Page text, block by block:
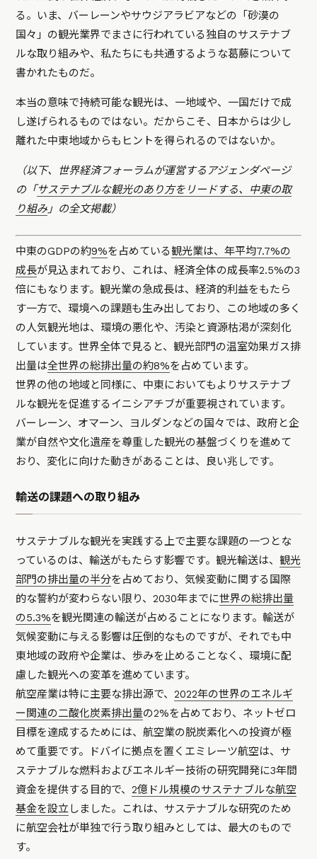
る。いま、バーレーンやサウジアラビアなどの「砂漠の
国々」の観光業界でまさに行われている独自のサステナブ
ルな取り組みや、私たちにも共通するような葛藤について
書かれたものだ。
本当の意味で持続可能な観光は、一地域や、一国だけで成
し遂げられるものではない。だからこそ、日本からは少し
離れた中東地域からもヒントを得られるのではないか。
（以下、世界経済フォーラムが運営するアジェンダページ
の「サステナブルな観光のあり方をリードする、中東の取
り組み 」の全文掲載）
中東のGDPの約9%を占めている観光業は、年平均7.7%の
成長が見込まれており、これは、経済全体の成長率2.5%の3
倍にもなります。観光業の急成長は、経済的利益をもたら
す一方で、環境への課題も生み出しており、この地域の多く
の人気観光地は、環境の悪化や、汚染と資源枯渇が深刻化
しています。世界全体で見ると、観光部門の温室効果ガス排
出量は全世界の総排出量の約8%を占めています。
世界の他の地域と同様に、中東においてもよりサステナブ
ルな観光を促進するイニシアチブが重要視されています。
バーレーン、オマーン、ヨルダンなどの国々では、政府と企
業が自然や文化遺産を尊重した観光の基盤づくりを進めて
おり、変化に向けた動きがあることは、良い兆しです。
輸送の課題への取り組み
サステナブルな観光を実践する上で主要な課題の一つとな
っているのは、輸送がもたらす影響です。観光輸送は、 観光
部門の排出量の半分を占めており、気候変動に関する国際
的な誓約が変わらない限り、2030年までに世界の総排出量
の5.3%を観光関連の輸送が占めることになります。輸送が
気候変動に与える影響は圧倒的なものですが、それでも中
東地域の政府や企業は、歩みを止めることなく、環境に配
慮した観光への変革を進めています。
航空産業は特に主要な排出源で、2022年の世界のエネルギ
ー関連の二酸化炭素排出量の2%を占めており、ネットゼロ
目標を達成するためには、航空業の脱炭素化への投資が極
めて重要です。ドバイに拠点を置くエミレーツ航空は、サ
ステナブルな燃料およびエネルギー技術の研究開発に3年間
資金を提供する目的で、2億ドル規模のサステナブルな航空
基金を設立しました。これは、サステナブルな研究のため
に航空会社が単独で行う取り組みとしては、最大のもので
す。